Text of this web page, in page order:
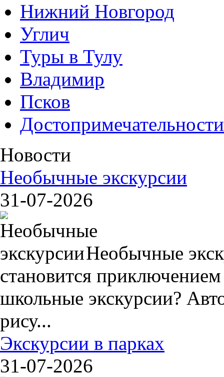
Нижний Новгород
Углич
Туры в Тулу
Владимир
Псков
Достопримечательности
Новости
Необычные экскурсии
31-07-2026
Необычные
становится
школьные экскурсии?
рису...
Экскурсии в парках
31-07-2026